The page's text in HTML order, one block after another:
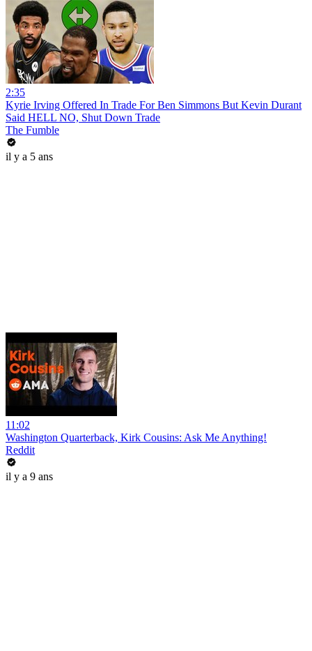
2:35
Kyrie Irving Offered In Trade For Ben Simmons But Kevin Durant
Said HELL NO, Shut Down Trade
The Fumble
il y a 5 ans
11:02
Washington Quarterback, Kirk Cousins: Ask Me Anything!
Reddit
il y a 9 ans